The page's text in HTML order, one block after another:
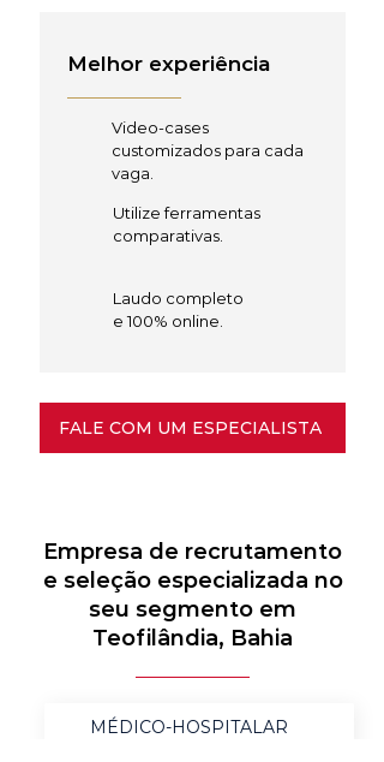
Melhor experiência
Video-cases
customizados para cada
vaga.
Utilize ferramentas
comparativas.
Laudo completo
e 100% online.
FALE COM UM ESPECIALISTA
Empresa de recrutamento
e seleção especializada no
seu segmento em
Teofilândia, Bahia
MÉDICO-HOSPITALAR